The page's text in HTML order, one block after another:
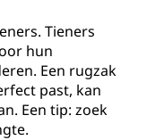
Tieners
hun
Een rugzak
past, kan
Een tip: zoek